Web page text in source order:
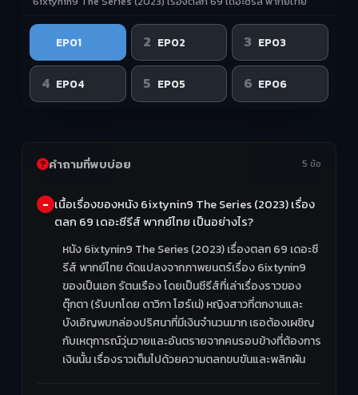
EP01 2 EP02 3 EP03
4 EP04 5 EP05 6 EP06
คำถามที่พบบ่อย 5 ข้อ
เนื้อเรื่องของหนัง 6ixtynin9 The Series (2023) เรื่อง
ตลก 69 เดอะซีรีส์ พากย์ไทย เป็นอย่างไร?
หนัง 6ixtynin9 The Series (2023) เรื่องตลก 69 เดอะซี
รีส์ พากย์ไทย ดัดแปลงจากภาพยนตร์เรื่อง 6ixtynin9
ของเป็นเอก รัตนเรือง โดยเป็นซีรีส์ที่เล่าเรื่องราวของ
ตุ๊กตา (รับบทโดย ดาวิกา โฮร์เน่) หญิงสาวที่ตกงานและ
บังเอิญพบกล่องปริศนาที่มีเงินจำนวนมาก เธอต้องเผชิญ
กับเหตุการณ์วุ่นวายและอันตรายจากคนรอบข้างที่ต้องการ
เงินนั้น เรื่องราวเต็มไปด้วยความตลกขบขันและพลิกผัน